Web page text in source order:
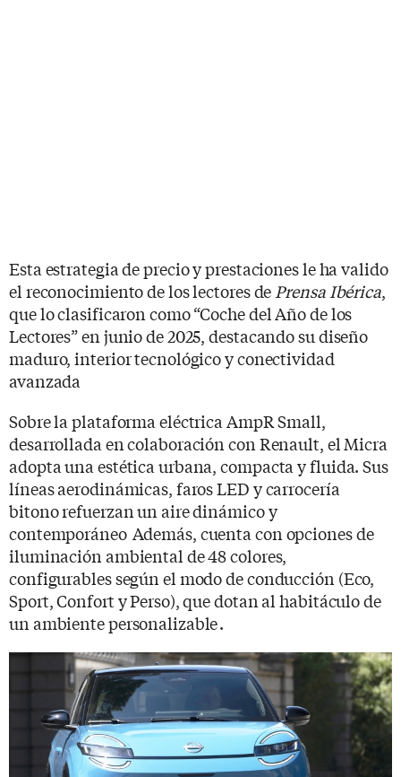
Esta estrategia de precio y prestaciones le ha valido
el reconocimiento de los lectores de Prensa Ibérica,
que lo clasificaron como “Coche del Año de los
Lectores” en junio de 2025, destacando su diseño
maduro, interior tecnológico y conectividad
avanzada
Sobre la plataforma eléctrica AmpR Small,
desarrollada en colaboración con Renault, el Micra
adopta una estética urbana, compacta y fluida. Sus
líneas aerodinámicas, faros LED y carrocería
bitono refuerzan un aire dinámico y
contemporáneo Además, cuenta con opciones de
iluminación ambiental de 48 colores,
configurables según el modo de conducción (Eco,
Sport, Confort y Perso), que dotan al habitáculo de
un ambiente personalizable .